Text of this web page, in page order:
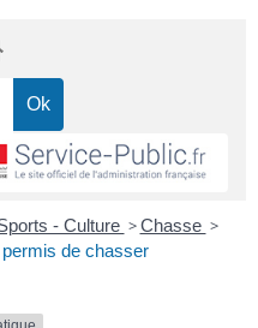
- Culture > Chasse >
de chasser